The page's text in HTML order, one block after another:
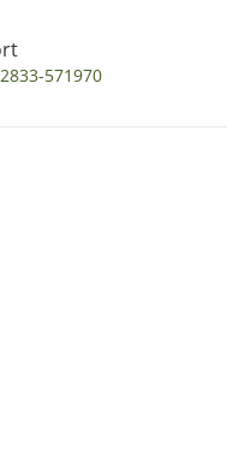
571970